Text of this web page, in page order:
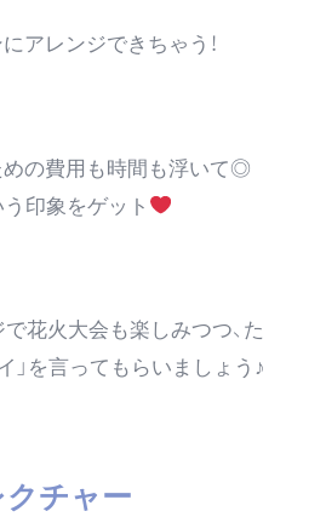
アレンジできちゃう！
の費用も時間も浮いて◎
う印象をゲット
花火大会も楽しみつつ、た
」を言ってもらいましょう♪
チャー